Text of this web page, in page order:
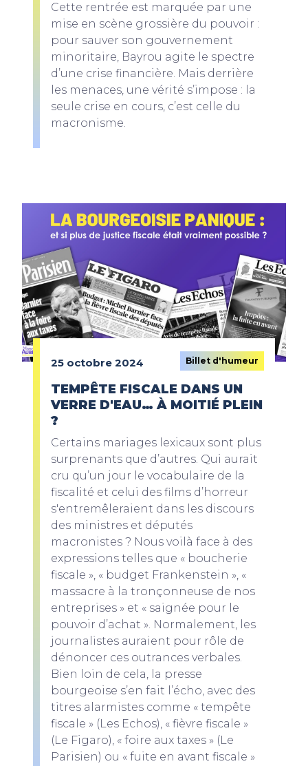
Cette rentrée est marquée par une
mise en scène grossière du pouvoir :
pour sauver son gouvernement
minoritaire, Bayrou agite le spectre
d’une crise financière. Mais derrière
les menaces, une vérité s’impose : la
seule crise en cours, c’est celle du
macronisme.
25 octobre 2024 Billet d'humeur
TEMPÊTE FISCALE DANS UN
VERRE D'EAU… À MOITIÉ PLEIN
?
Certains mariages lexicaux sont plus
surprenants que d’autres. Qui aurait
cru qu’un jour le vocabulaire de la
fiscalité et celui des films d’horreur
s'entremêleraient dans les discours
des ministres et députés
macronistes ? Nous voilà face à des
expressions telles que « boucherie
fiscale », « budget Frankenstein », «
massacre à la tronçonneuse de nos
entreprises » et « saignée pour le
pouvoir d’achat ». Normalement, les
journalistes auraient pour rôle de
dénoncer ces outrances verbales.
Bien loin de cela, la presse
bourgeoise s’en fait l’écho, avec des
titres alarmistes comme « tempête
fiscale » (Les Echos), « fièvre fiscale »
(Le Figaro), « foire aux taxes » (Le
Parisien) ou « fuite en avant fiscale »